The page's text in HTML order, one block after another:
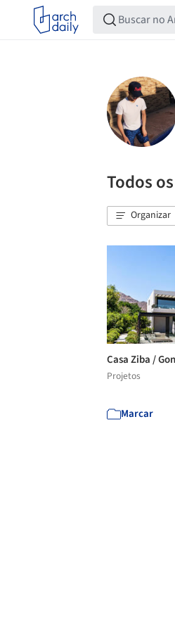
Todos
Organizar
Casa Ziba /
Projetos
Marcar